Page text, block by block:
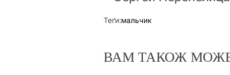
Теґи:мальчик
ВАМ ТАКОЖ